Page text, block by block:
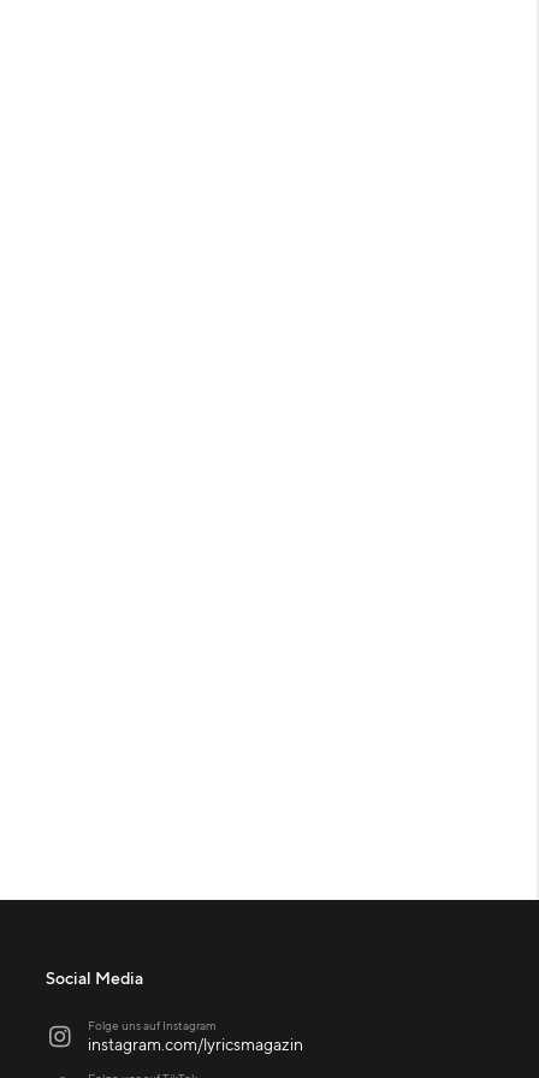
Social Media
 Folge uns auf Instagram
instagram.com/lyricsmagazin